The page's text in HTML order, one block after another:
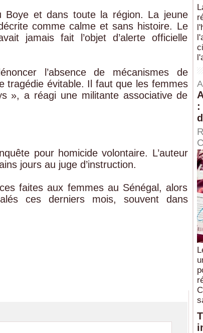
Boye et dans toute la région. La jeune
comme calme et sans histoire. Le
jamais fait l’objet d’alerte officielle
l’absence de mécanismes de
tragédie évitable. Il faut que les femmes
», a réagi une militante associative de
pour homicide volontaire. L’auteur
jours au juge d’instruction.
faites aux femmes au Sénégal, alors
ces derniers mois, souvent dans
: